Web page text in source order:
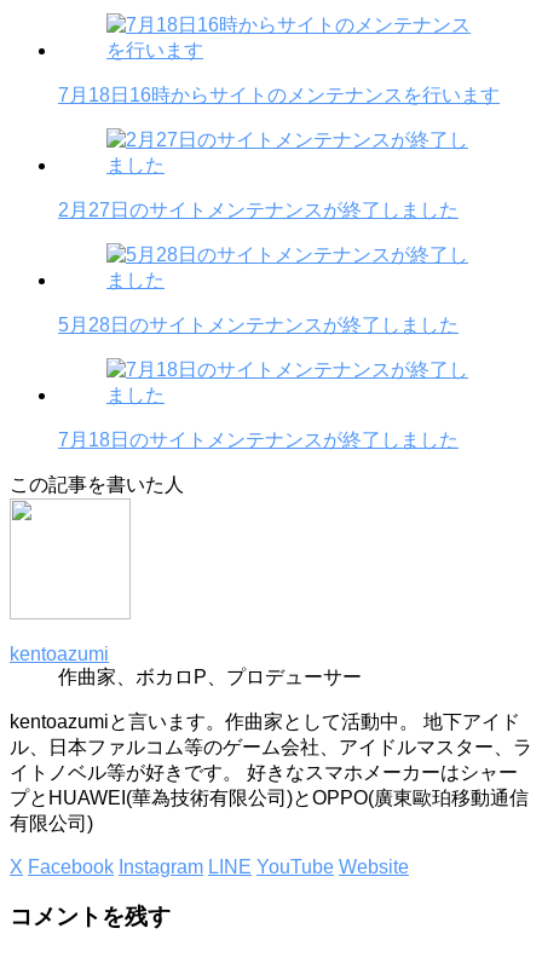
7月18日16時からサイトのメンテナンスを行います
2月27日のサイトメンテナンスが終了しました
5月28日のサイトメンテナンスが終了しました
7月18日のサイトメンテナンスが終了しました
この記事を書いた人
kentoazumi
作曲家、ボカロP、プロデューサー
kentoazumiと言います。作曲家として活動中。 地下アイド
ル、日本ファルコム等のゲーム会社、アイドルマスター、ラ
イトノベル等が好きです。 好きなスマホメーカーはシャー
プとHUAWEI(華為技術有限公司)とOPPO(廣東歐珀移動通信
有限公司)
X Facebook Instagram LINE YouTube Website
コメントを残す